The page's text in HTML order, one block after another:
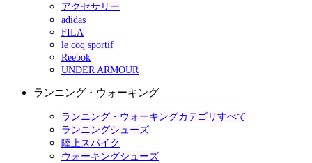
アクセサリー
adidas
FILA
le coq sportif
Reebok
UNDER ARMOUR
ランニング・ウォーキング
ランニング・ウォーキングカテゴリすべて
ランニングシューズ
陸上スパイク
ウォーキングシューズ